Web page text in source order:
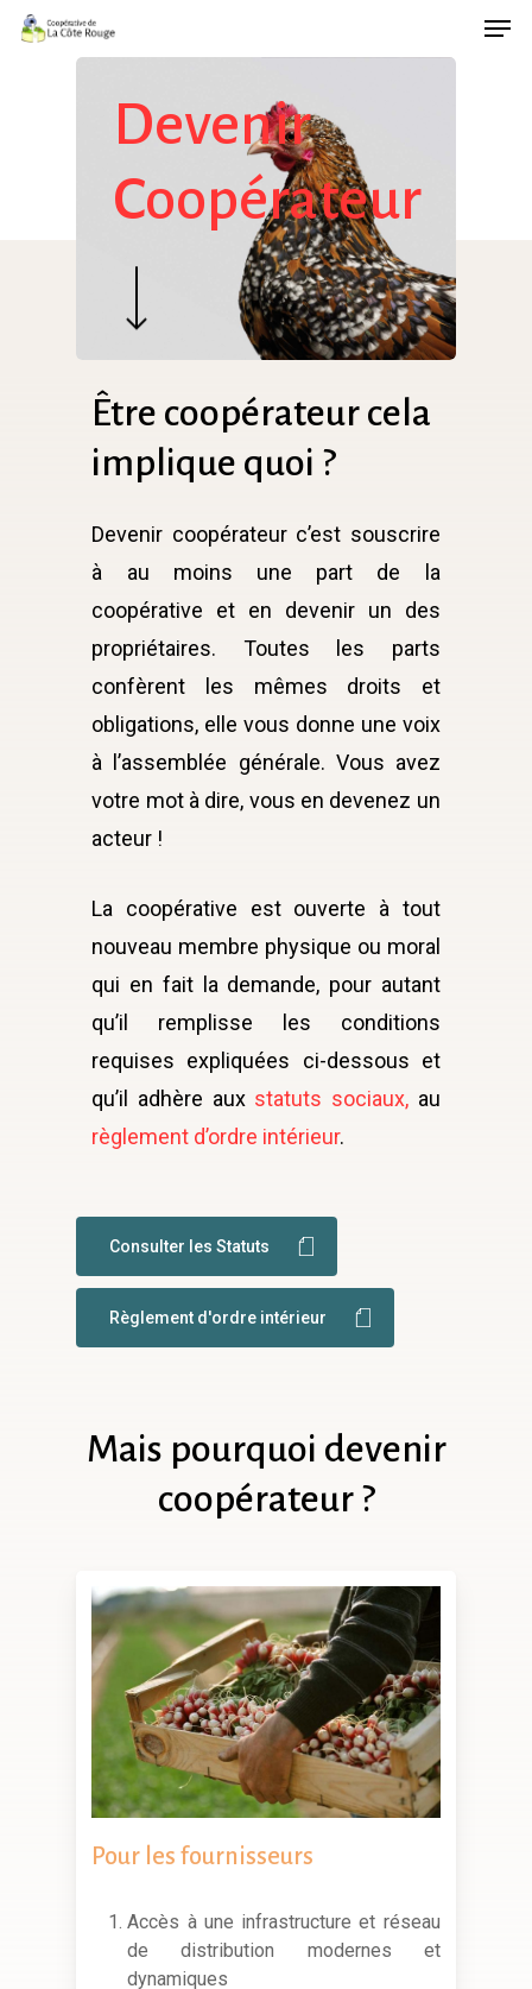
Skip
Devenir
Coopérateur
Être coopérateur cela
implique quoi ?
Devenir coopérateur c’est souscrire
à au moins une part de la
coopérative et en devenir un des
propriétaires. Toutes les parts
confèrent les mêmes droits et
obligations, elle vous donne une voix
à l’assemblée générale. Vous avez
votre mot à dire, vous en devenez un
acteur !
La coopérative est ouverte à tout
nouveau membre physique ou moral
qui en fait la demande, pour autant
qu’il remplisse les conditions
requises expliquées ci-dessous et
qu’il adhère aux statuts sociaux, au
règlement d’ordre intérieur.
Consulter les Statuts
Règlement d'ordre intérieur
Mais pourquoi devenir
coopérateur ?
Pour les fournisseurs
Accès à une infrastructure et réseau
de distribution modernes et
dynamiques